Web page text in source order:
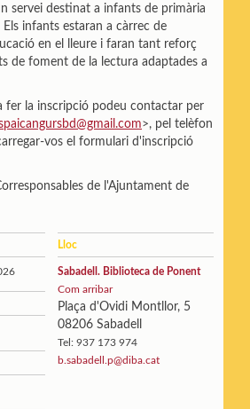
servei destinat a infants de primària
infants estaran a càrrec de
en el lleure i faran tant reforç
de foment de la lectura adaptades a
fer la inscripció podeu contactar per
>, pel telèfon
vos el formulari d'inscripció
de l'Ajuntament de
Lloc
Sabadell. Biblioteca de Ponent
Com arribar
Plaça d'Ovidi Montllor, 5
08206 Sabadell
Tel: 937 173 974
b.sabadell.p@diba.cat